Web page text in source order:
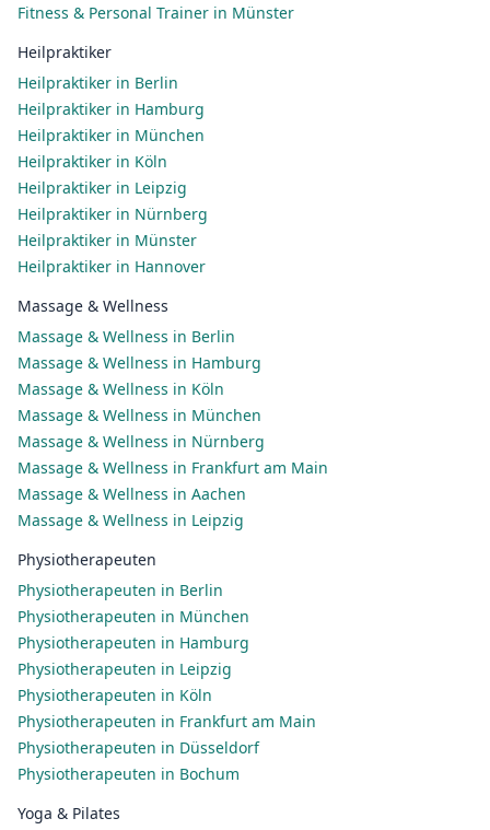
Fitness & Personal Trainer in Münster
Heilpraktiker
Heilpraktiker in Berlin
Heilpraktiker in Hamburg
Heilpraktiker in München
Heilpraktiker in Köln
Heilpraktiker in Leipzig
Heilpraktiker in Nürnberg
Heilpraktiker in Münster
Heilpraktiker in Hannover
Massage & Wellness
Massage & Wellness in Berlin
Massage & Wellness in Hamburg
Massage & Wellness in Köln
Massage & Wellness in München
Massage & Wellness in Nürnberg
Massage & Wellness in Frankfurt am Main
Massage & Wellness in Aachen
Massage & Wellness in Leipzig
Physiotherapeuten
Physiotherapeuten in Berlin
Physiotherapeuten in München
Physiotherapeuten in Hamburg
Physiotherapeuten in Leipzig
Physiotherapeuten in Köln
Physiotherapeuten in Frankfurt am Main
Physiotherapeuten in Düsseldorf
Physiotherapeuten in Bochum
Yoga & Pilates